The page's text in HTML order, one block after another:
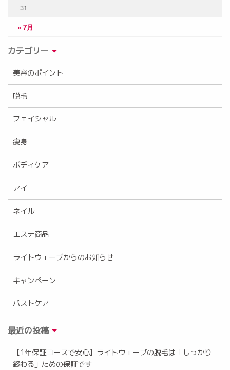
« 7月
31
カテゴリー
美容のポイント
脱毛
フェイシャル
痩身
ボディケア
アイ
ネイル
エステ商品
ライトウェーブからのお知らせ
キャンペーン
バストケア
最近の投稿
【1年保証コースで安心】ライトウェーブの脱毛は「しっかり
終わる」ための保証です